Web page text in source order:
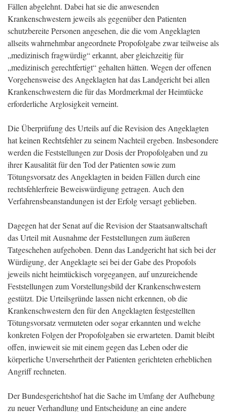
Fällen abgelehnt. Dabei hat sie die anwesenden
Krankenschwestern jeweils als gegenüber den Patienten
schutzbereite Personen angesehen, die die vom Angeklagten
allseits wahrnehmbar angeordnete Propofolgabe zwar teilweise als
„medizinisch fragwürdig“ erkannt, aber gleichzeitig für
„medizinisch gerechtfertigt“ gehalten hätten. Wegen der offenen
Vorgehensweise des Angeklagten hat das Landgericht bei allen
Krankenschwestern die für das Mordmerkmal der Heimtücke
erforderliche Arglosigkeit verneint.
Die Überprüfung des Urteils auf die Revision des Angeklagten
hat keinen Rechtsfehler zu seinem Nachteil ergeben. Insbesondere
werden die Feststellungen zur Dosis der Propofolgaben und zu
ihrer Kausalität für den Tod der Patienten sowie zum
Tötungsvorsatz des Angeklagten in beiden Fällen durch eine
rechtsfehlerfreie Beweiswürdigung getragen. Auch den
Verfahrensbeanstandungen ist der Erfolg versagt geblieben.
Dagegen hat der Senat auf die Revision der Staatsanwaltschaft
das Urteil mit Ausnahme der Feststellungen zum äußeren
Tatgeschehen aufgehoben. Denn das Landgericht hat sich bei der
Würdigung, der Angeklagte sei bei der Gabe des Propofols
jeweils nicht heimtückisch vorgegangen, auf unzureichende
Feststellungen zum Vorstellungsbild der Krankenschwestern
gestützt. Die Urteilsgründe lassen nicht erkennen, ob die
Krankenschwestern den für den Angeklagten festgestellten
Tötungsvorsatz vermuteten oder sogar erkannten und welche
konkreten Folgen der Propofolgaben sie erwarteten. Damit bleibt
offen, inwieweit sie mit einem gegen das Leben oder die
körperliche Unversehrtheit der Patienten gerichteten erheblichen
Angriff rechneten.
Der Bundesgerichtshof hat die Sache im Umfang der Aufhebung
zu neuer Verhandlung und Entscheidung an eine andere